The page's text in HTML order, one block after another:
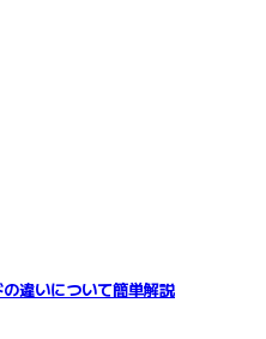
違いについて簡単解説